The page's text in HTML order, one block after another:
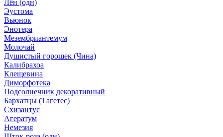
Лён (одн)
Эустома
Вьюнок
Энотера
Мезембриантемум
Молочай
Душистый горошек (Чина)
Калибрахоа
Клещевина
Диморфотека
Подсолнечник декоративный
Бархатцы (Тагетес)
Схизантус
Агератум
Немезия